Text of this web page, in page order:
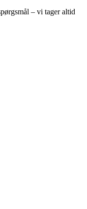
– vi tager altid